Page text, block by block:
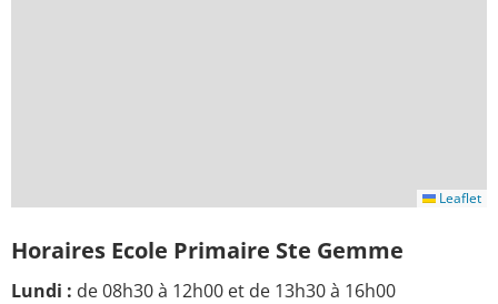
Leaflet
Horaires Ecole Primaire Ste Gemme
Lundi : de 08h30 à 12h00 et de 13h30 à 16h00